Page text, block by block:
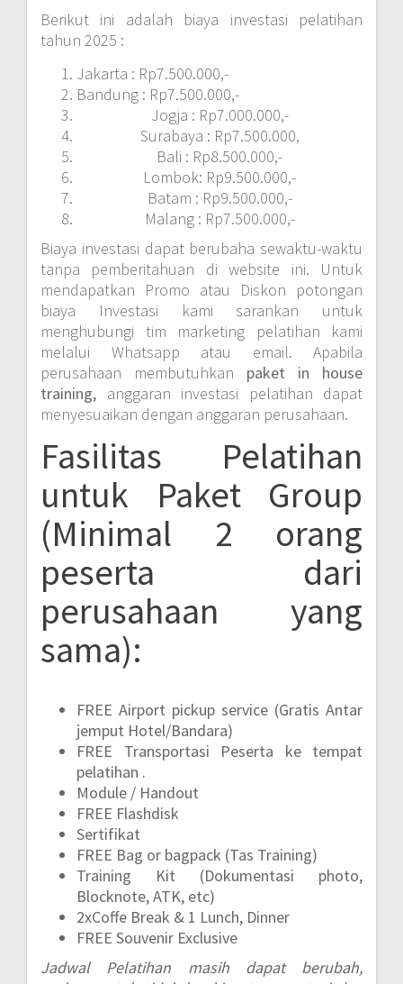
Berikut ini adalah biaya investasi pelatihan
tahun 2025 :
Jakarta : Rp7.500.000,-
Bandung : Rp7.500.000,-
Jogja : Rp7.000.000,-
Surabaya : Rp7.500.000,
Bali : Rp8.500.000,-
Lombok: Rp9.500.000,-
Batam : Rp9.500.000,-
Malang : Rp7.500.000,-
Biaya investasi dapat berubaha sewaktu-waktu
tanpa pemberitahuan di website ini. Untuk
mendapatkan Promo atau Diskon potongan
biaya Investasi kami sarankan untuk
menghubungi tim marketing pelatihan kami
melalui Whatsapp atau email. Apabila
perusahaan membutuhkan paket in house
training, anggaran investasi pelatihan dapat
menyesuaikan dengan anggaran perusahaan.
Fasilitas Pelatihan
untuk Paket Group
(Minimal 2 orang
peserta dari
perusahaan yang
sama):
FREE Airport pickup service (Gratis Antar
jemput Hotel/Bandara)
FREE Transportasi Peserta ke tempat
pelatihan .
Module / Handout
FREE Flashdisk
Sertifikat
FREE Bag or bagpack (Tas Training)
Training Kit (Dokumentasi photo,
Blocknote, ATK, etc)
2xCoffe Break & 1 Lunch, Dinner
FREE Souvenir Exclusive
Jadwal Pelatihan masih dapat berubah,